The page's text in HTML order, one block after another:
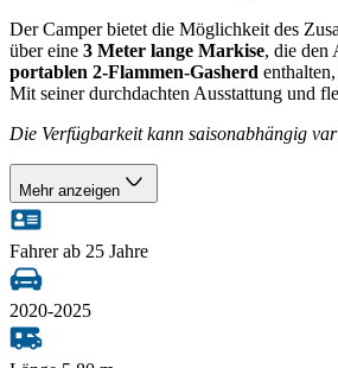
Der Camper bietet die Möglichkeit des
über eine 3 Meter lange Markise, die den
portablen 2-Flammen-Gasherd
Mit seiner durchdachten Ausstattung und
Die Verfügbarkeit kann saisonabhängig
Mehr anzeigen
Fahrer ab 25 Jahre
2020-2025